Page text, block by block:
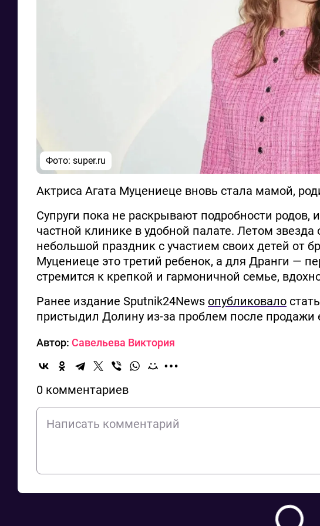
Фото: super.ru
Актриса Агата Муцениеце вновь стала мамой,
Супруги пока не раскрывают подробности родов,
частной клинике в удобной палате. Летом
небольшой праздник с участием своих детей от
Муцениеце это третий ребенок, а для Дранги —
стремится к крепкой и гармоничной семье,
Ранее издание Sputnik24News опубликовало
пристыдил Долину из-за проблем после продажи
Автор: Савельева Виктория
0 комментариев